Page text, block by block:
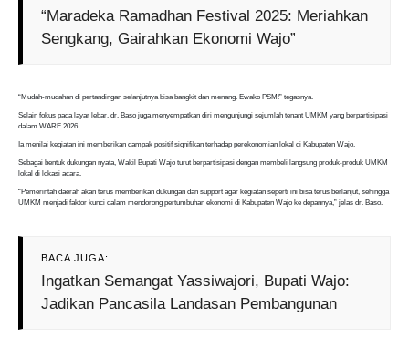
“Maradeka Ramadhan Festival 2025: Meriahkan
Sengkang, Gairahkan Ekonomi Wajo”
“Mudah-mudahan di pertandingan selanjutnya bisa bangkit dan menang. Ewako PSM!” tegasnya.
Selain fokus pada layar lebar, dr. Baso juga menyempatkan diri mengunjungi sejumlah tenant UMKM yang berpartisipasi
dalam WARE 2026.
Ia menilai kegiatan ini memberikan dampak positif signifikan terhadap perekonomian lokal di Kabupaten Wajo.
Sebagai bentuk dukungan nyata, Wakil Bupati Wajo turut berpartisipasi dengan membeli langsung produk-produk UMKM
lokal di lokasi acara.
“Pemerintah daerah akan terus memberikan dukungan dan support agar kegiatan seperti ini bisa terus berlanjut, sehingga
UMKM menjadi faktor kunci dalam mendorong pertumbuhan ekonomi di Kabupaten Wajo ke depannya,” jelas dr. Baso.
BACA JUGA:
Ingatkan Semangat Yassiwajori, Bupati Wajo:
Jadikan Pancasila Landasan Pembangunan